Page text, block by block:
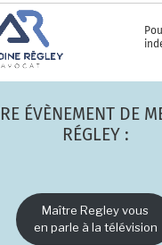
ÉVÈNEMENT DE
RÉGLEY :
Maître Regley vous
en parle à la télévision